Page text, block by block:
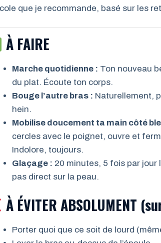
que je recommande, basé sur les
À FAIRE
Marche quotidienne : Ton nouveau
du plat. Écoute ton corps.
Bouge l’autre bras : Naturellement,
hein.
Mobilise doucement ta main côté
cercles avec le poignet, ouvre et
Indolore, toujours.
Glaçage : 20 minutes, 5 fois par jour
pas direct sur la peau.
À ÉVITER ABSOLUMENT
Porter quoi que ce soit de lourd